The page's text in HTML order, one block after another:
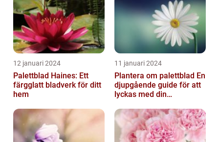
12 januari 2024
Palettblad Haines: Ett
färgglatt bladverk för ditt
hem
11 januari 2024
Plantera om palettblad En
djupgående guide för att
lyckas med din